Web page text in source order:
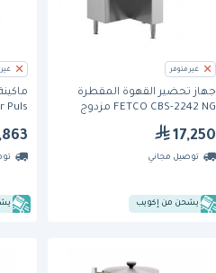
غير متوفر
جهاز تحضير القهوة المقطرة
FETCO CBS-2242 NG مزدوج
إنتاج 255 كوب/ساعة
17,250
توصيل مجاني
يشحن من إكويب
غير
Puls